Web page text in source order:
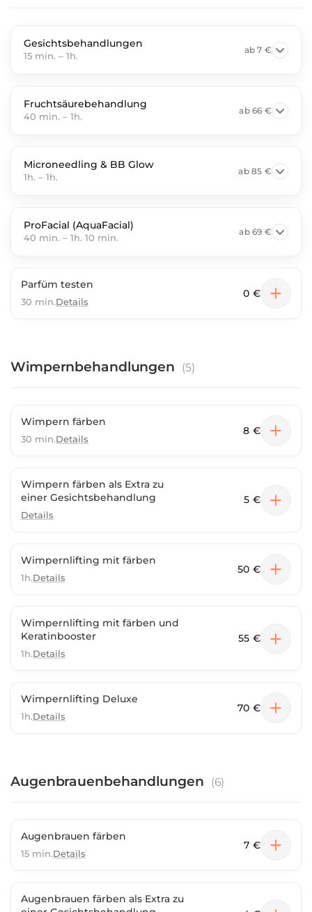
Gesichtsbehandlungen
15 min. – 1h.
ab7 €
Fruchtsäurebehandlung
40 min. – 1h.
ab66 €
Microneedling & BB Glow
1h. – 1h.
ab85 €
ProFacial (AquaFacial)
40 min. – 1h. 10 min.
ab69 €
Parfüm testen
30 min.Details
0 €
Wimpernbehandlungen (5)
Wimpern färben
30 min.Details
8 €
Wimpern färben als Extra zu
einer Gesichtsbehandlung
Details
5 €
Wimpernlifting mit färben
1h.Details
50 €
Wimpernlifting mit färben und
Keratinbooster
1h.Details
55 €
Wimpernlifting Deluxe
1h.Details
70 €
Augenbrauenbehandlungen (6)
Augenbrauen färben
15 min.Details
7 €
Augenbrauen färben als Extra zu